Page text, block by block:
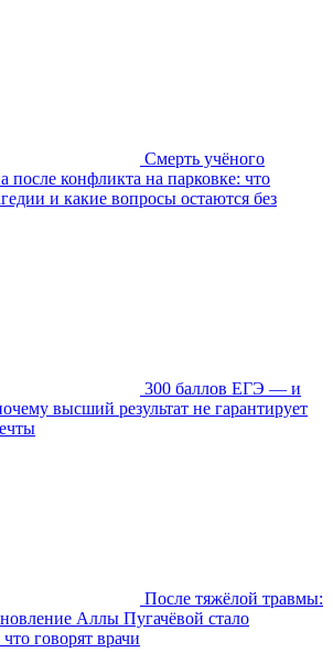
Смерть учёного
после конфликта на парковке: что
и какие вопросы остаются без
300 баллов ЕГЭ — и
высший результат не гарантирует
После тяжёлой травмы:
Аллы Пугачёвой стало
говорят врачи